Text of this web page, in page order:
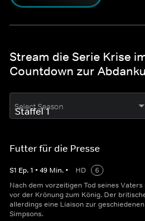
Stream die Serie Krise
Countdown zur
Select Season
Futter für die Presse
S1 Ep.1 • 49 Min. • HD
6
Nach dem vorzeitigen Tod seines
vor der Krönung zum König. Der
allerdings eine Liaison zur
Simpsons.